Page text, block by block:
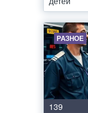
РАЗНОЕ
139